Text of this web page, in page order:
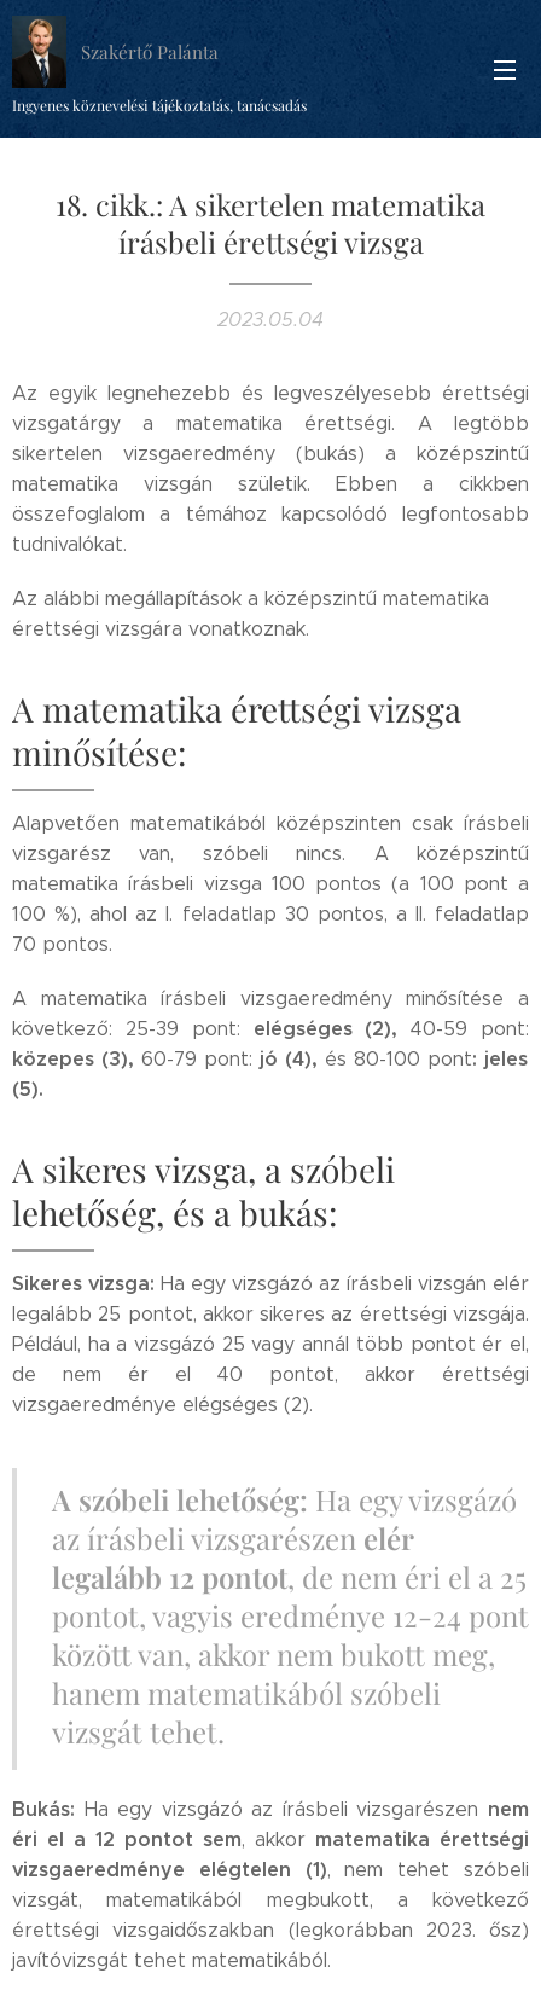
Szakértő Palánta
Ingyenes köznevelési tájékoztatás, tanácsadás
18. cikk.: A sikertelen matematika
írásbeli érettségi vizsga
2023.05.04
Az egyik legnehezebb és legveszélyesebb érettségi
vizsgatárgy a matematika érettségi. A legtöbb
sikertelen vizsgaeredmény (bukás) a középszintű
matematika vizsgán születik. Ebben a cikkben
összefoglalom a témához kapcsolódó legfontosabb
tudnivalókat.
Az alábbi megállapítások a középszintű matematika
érettségi vizsgára vonatkoznak.
A matematika érettségi vizsga
minősítése:
Alapvetően matematikából középszinten csak írásbeli
vizsgarész van, szóbeli nincs. A középszintű
matematika írásbeli vizsga 100 pontos (a 100 pont a
100 %), ahol az I. feladatlap 30 pontos, a II. feladatlap
70 pontos.
A matematika írásbeli vizsgaeredmény minősítése a
következő: 25-39 pont: elégséges (2),40-59 pont:
közepes (3), 60-79 pont: jó (4), és 80-100 pont: jeles
(5).
A sikeres vizsga, a szóbeli
lehetőség, és a bukás:
Sikeres vizsga: Ha egy vizsgázó az írásbeli vizsgán elér
legalább 25 pontot, akkor sikeres az érettségi vizsgája.
Például, ha a vizsgázó 25 vagy annál több pontot ér el,
de nem ér el 40 pontot, akkor érettségi
vizsgaeredménye elégséges (2).
A szóbeli lehetőség: Ha egy vizsgázó
az írásbeli vizsgarészen elér
legalább 12 pontot, de nem éri el a 25
pontot, vagyis eredménye 12-24 pont
között van, akkor nem bukott meg,
hanem matematikából szóbeli
vizsgát tehet.
Bukás: Ha egy vizsgázó az írásbeli vizsgarészen nem
éri el a 12 pontot sem, akkor matematika érettségi
vizsgaeredménye elégtelen (1), nem tehet szóbeli
vizsgát, matematikából megbukott, a következő
érettségi vizsgaidőszakban (legkorábban 2023. ősz)
javítóvizsgát tehet matematikából.